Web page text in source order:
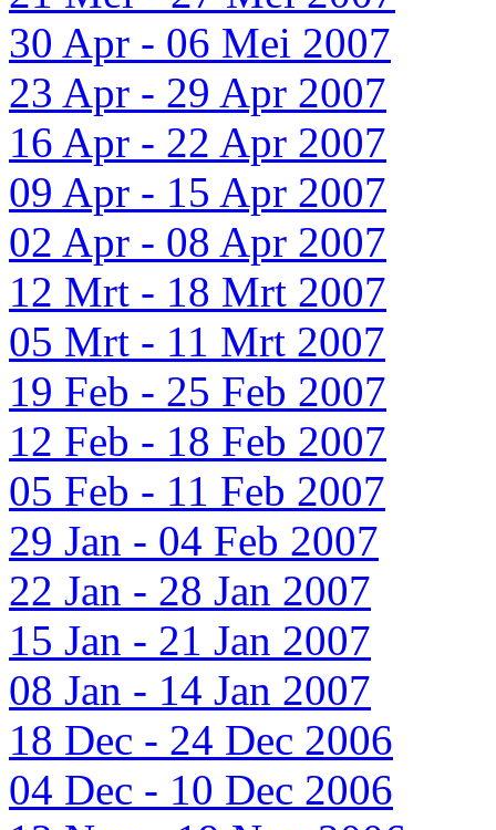
30 Apr - 06 Mei 2007
23 Apr - 29 Apr 2007
16 Apr - 22 Apr 2007
09 Apr - 15 Apr 2007
02 Apr - 08 Apr 2007
12 Mrt - 18 Mrt 2007
05 Mrt - 11 Mrt 2007
19 Feb - 25 Feb 2007
12 Feb - 18 Feb 2007
05 Feb - 11 Feb 2007
29 Jan - 04 Feb 2007
22 Jan - 28 Jan 2007
15 Jan - 21 Jan 2007
08 Jan - 14 Jan 2007
18 Dec - 24 Dec 2006
04 Dec - 10 Dec 2006